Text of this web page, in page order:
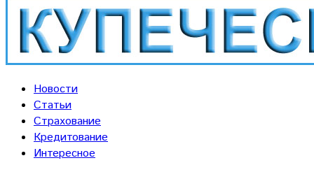
Новости
Статьи
Страхование
Кредитование
Интересное